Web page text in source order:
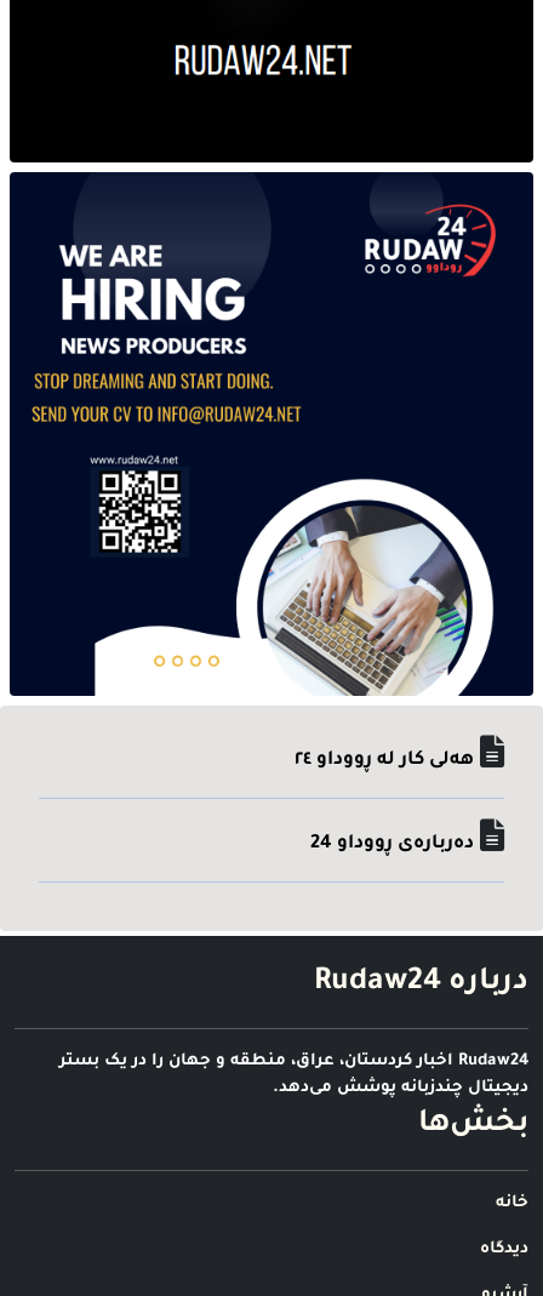
هه‌لی کار له ڕووداو ٢٤
ده‌رباره‌ی ڕووداو 24
درباره Rudaw24
Rudaw24 اخبار کردستان، عراق، منطقه و جهان را در یک بستر
دیجیتال چندزبانه پوشش می‌دهد.
بخش‌ها
خانه
دیدگاه